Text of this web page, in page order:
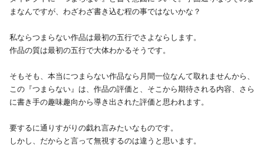
まなんですが、わざわざ書き込む程の事ではないかな？
私ならつまらない作品は最初の五行でさよならします。
作品の質は最初の五行で大体わかるそうです。
そもそも、本当につまらない作品なら月間一位なんて取れませんから、
この『つまらない』は、作品の評価と、そこから期待される内容、さら
に書き手の趣味趣向から導き出された評価と思われます。
要するに通りすがりの戯れ言みたいなものです。
しかし、だからと言って無視するのは違うと思います。